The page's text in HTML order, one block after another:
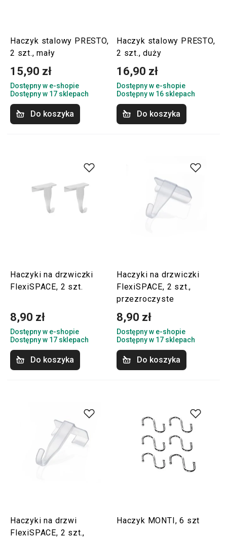
Haczyk stalowy PRESTO,
2 szt., mały
15,90 zł
Dostępny w e-shopie
Dostępny w 17 sklepach
Do koszyka
Haczyk stalowy PRESTO,
2 szt., duży
16,90 zł
Dostępny w e-shopie
Dostępny w 16 sklepach
Do koszyka
Haczyki na drzwiczki
FlexiSPACE, 2 szt.
8,90 zł
Dostępny w e-shopie
Dostępny w 17 sklepach
Do koszyka
Haczyki na drzwiczki
FlexiSPACE, 2 szt.,
przezroczyste
8,90 zł
Dostępny w e-shopie
Dostępny w 17 sklepach
Do koszyka
Haczyki na drzwi
FlexiSPACE, 2 szt.,
Haczyk MONTI, 6 szt